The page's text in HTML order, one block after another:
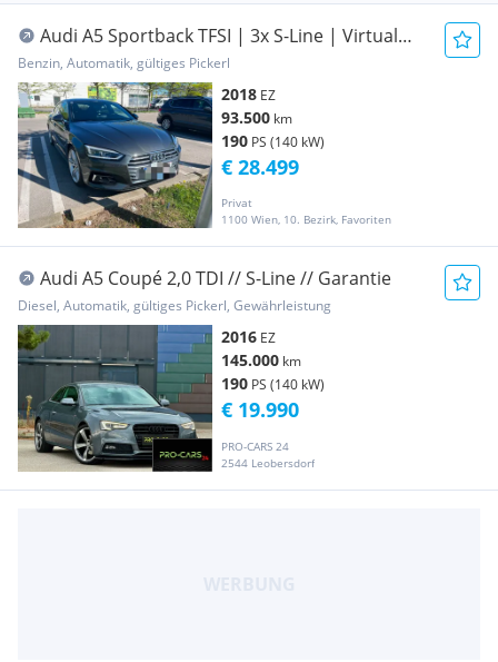
Audi A5 Sportback TFSI | 3x S-Line | Virtual
Cockpit |
Benzin, Automatik, gültiges Pickerl
2018 EZ
93.500 km
190 PS (140 kW)
Privat
1100 Wien, 10. Bezirk, Favoriten
€ 28.499
Audi A5 Coupé 2,0 TDI // S-Line // Garantie
Diesel, Automatik, gültiges Pickerl, Gewährleistung
2016 EZ
145.000 km
190 PS (140 kW)
PRO-CARS 24
2544 Leobersdorf
€ 19.990